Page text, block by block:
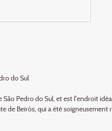
do Sul
Pedro do Sul, et est l'endroit
de Beirós, qui a été soigneusement